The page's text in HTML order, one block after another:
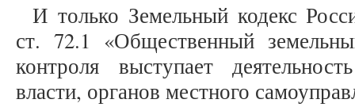
И только Земельный кодекс
ст. 72.1 «Общественный
контроля выступает
власти, органов местного